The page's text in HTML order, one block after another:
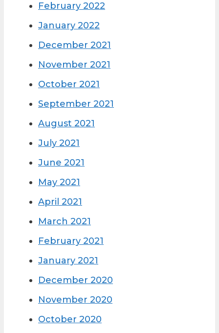
February 2022
January 2022
December 2021
November 2021
October 2021
September 2021
August 2021
July 2021
June 2021
May 2021
April 2021
March 2021
February 2021
January 2021
December 2020
November 2020
October 2020